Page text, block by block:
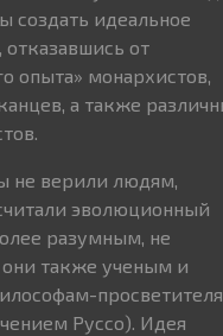
создать идеальное
отказавшись от
опыта» монархистов,
а также
не верили людям,
эволюционный
разумным, не
также ученым и
Руссо). Идея